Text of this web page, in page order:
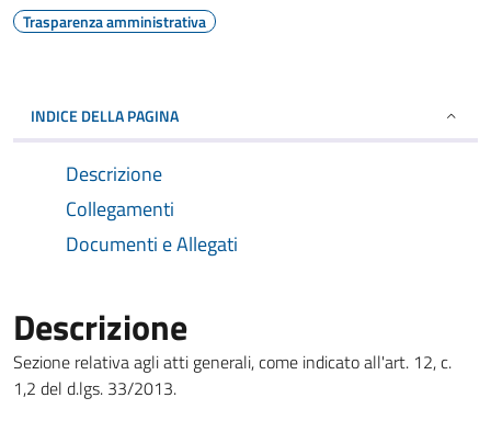
Trasparenza amministrativa
INDICE DELLA PAGINA
Descrizione
Collegamenti
Documenti e Allegati
Descrizione
Sezione relativa agli atti generali, come indicato all'art. 12, c.
1,2 del d.lgs. 33/2013.